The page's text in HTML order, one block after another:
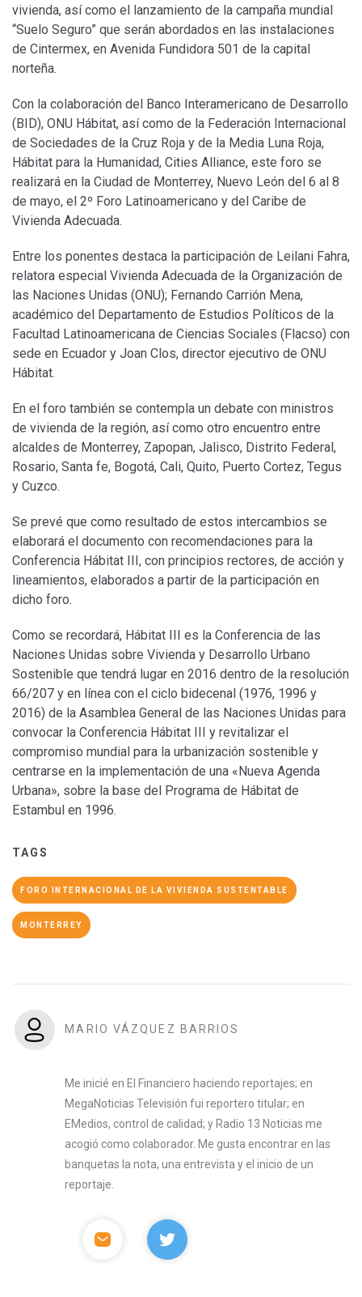
vivienda, así como el lanzamiento de la campaña mundial
“Suelo Seguro” que serán abordados en las instalaciones
de Cintermex, en Avenida Fundidora 501 de la capital
norteña.
Con la colaboración del Banco Interamericano de Desarrollo
(BID), ONU Hábitat, así como de la Federación Internacional
de Sociedades de la Cruz Roja y de la Media Luna Roja,
Hábitat para la Humanidad, Cities Alliance, este foro se
realizará en la Ciudad de Monterrey, Nuevo León del 6 al 8
de mayo, el 2º Foro Latinoamericano y del Caribe de
Vivienda Adecuada.
Entre los ponentes destaca la participación de Leilani Fahra,
relatora especial Vivienda Adecuada de la Organización de
las Naciones Unidas (ONU); Fernando Carrión Mena,
académico del Departamento de Estudios Políticos de la
Facultad Latinoamericana de Ciencias Sociales (Flacso) con
sede en Ecuador y Joan Clos, director ejecutivo de ONU
Hábitat.
En el foro también se contempla un debate con ministros
de vivienda de la región, así como otro encuentro entre
alcaldes de Monterrey, Zapopan, Jalisco, Distrito Federal,
Rosario, Santa fe, Bogotá, Cali, Quito, Puerto Cortez, Tegus
y Cuzco.
Se prevé que como resultado de estos intercambios se
elaborará el documento con recomendaciones para la
Conferencia Hábitat III, con principios rectores, de acción y
lineamientos, elaborados a partir de la participación en
dicho foro.
Como se recordará, Hábitat III es la Conferencia de las
Naciones Unidas sobre Vivienda y Desarrollo Urbano
Sostenible que tendrá lugar en 2016 dentro de la resolución
66/207 y en línea con el ciclo bidecenal (1976, 1996 y
2016) de la Asamblea General de las Naciones Unidas para
convocar la Conferencia Hábitat III y revitalizar el
compromiso mundial para la urbanización sostenible y
centrarse en la implementación de una «Nueva Agenda
Urbana», sobre la base del Programa de Hábitat de
Estambul en 1996.
TAGS
FORO INTERNACIONAL DE LA VIVIENDA SUSTENTABLE
MONTERREY
MARIO VÁZQUEZ BARRIOS
Me inicié en El Financiero haciendo reportajes; en
MegaNoticias Televisión fui reportero titular; en
EMedios, control de calidad; y Radio 13 Noticias me
acogió como colaborador. Me gusta encontrar en las
banquetas la nota, una entrevista y el inicio de un
reportaje.